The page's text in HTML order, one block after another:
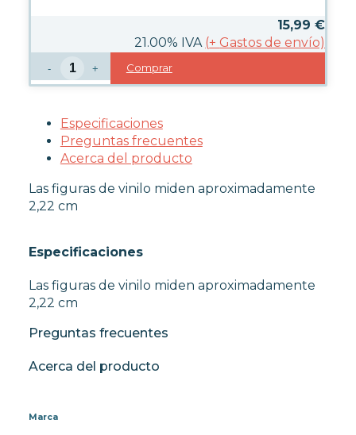
FUNKO POP VIDEOJUEGOS
PROTECTORES FUNKO POP
FUNKO POP DAÑADOS
COLECCIONISMO
WARHAMMER
CARTAS TCG
JUEGOS
OUTLET
15,99 €
21.00% IVA (+ Gastos de envío)
- + Comprar
Especificaciones
Preguntas frecuentes
Acerca del producto
Las figuras de vinilo miden aproximadamente
2,22 cm
Especificaciones
Las figuras de vinilo miden aproximadamente
2,22 cm
Preguntas frecuentes
Acerca del producto
Marca